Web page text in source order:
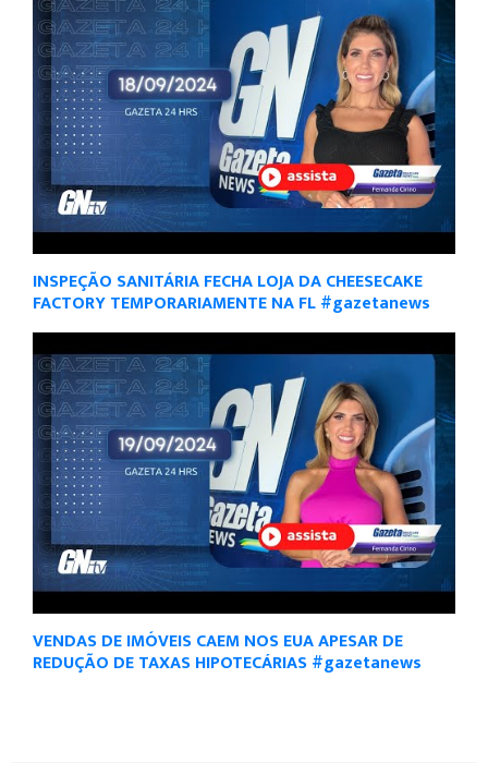
INSPEÇÃO SANITÁRIA FECHA LOJA DA CHEESECAKE
FACTORY TEMPORARIAMENTE NA FL #gazetanews
VENDAS DE IMÓVEIS CAEM NOS EUA APESAR DE
REDUÇÃO DE TAXAS HIPOTECÁRIAS #gazetanews